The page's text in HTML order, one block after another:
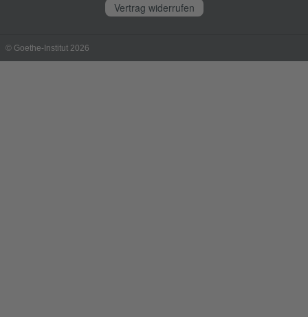
Vertrag widerrufen
© Goethe-Institut 2026